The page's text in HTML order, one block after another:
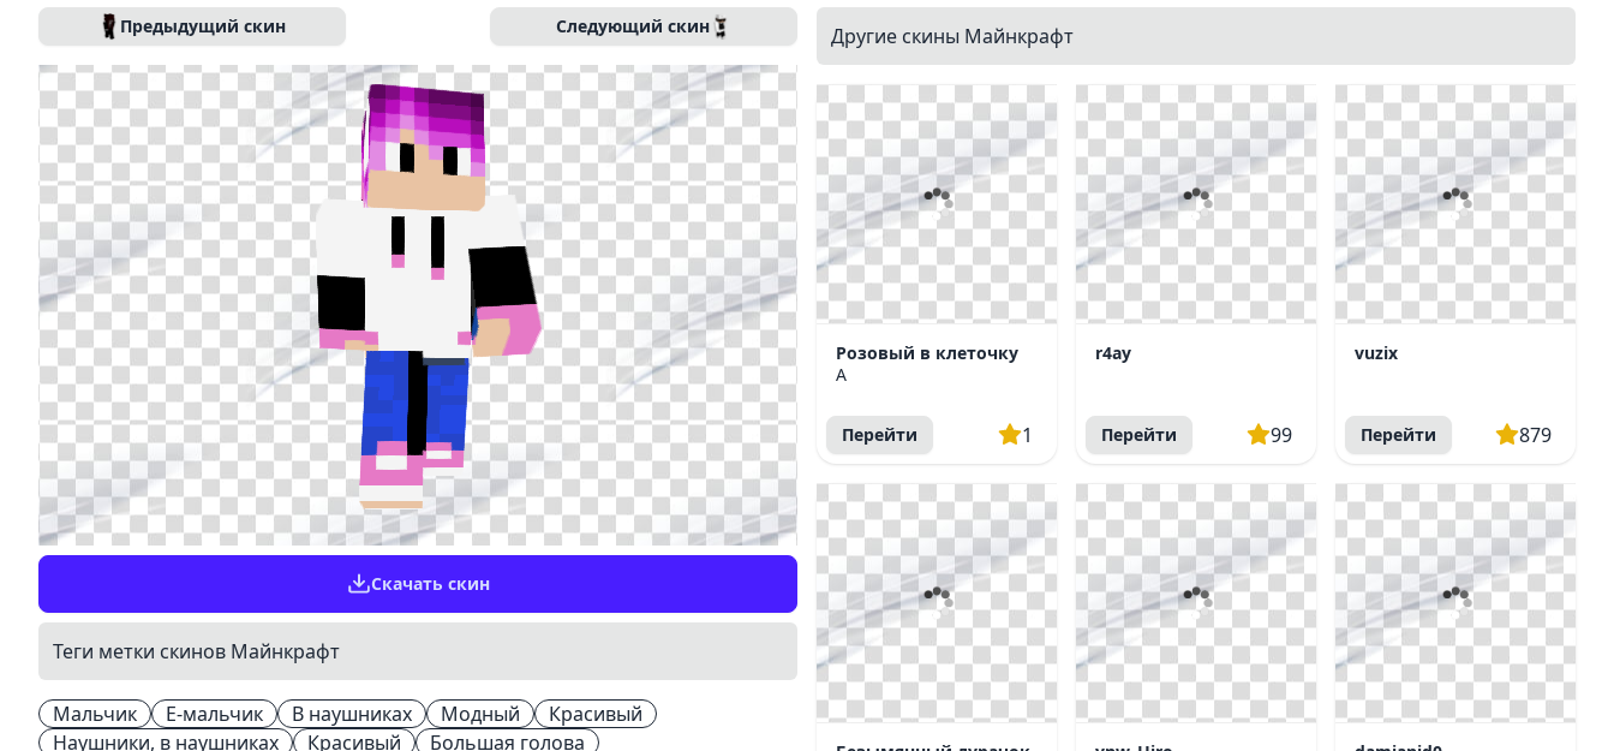
Предыдущий скин Следующий скин
Скачать скин
Теги метки скинов Майнкрафт
Мальчик E-мальчик В наушниках Модный
Красивый
Наушники, в наушниках
Красивый Большая голова
Другие скины Майнкрафт
Розовый в клеточку
A
Перейти 1
r4ay
Перейти 99
vuzix
Перейти 879